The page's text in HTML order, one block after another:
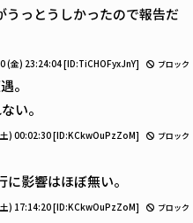
っとうしかったので報告だ
(金) 23:24:04[ID:TiCHOFyxJnY] ブロック
。
い。
) 00:02:30[ID:KCkwOuPzZoM] ブロック
影響はほぼ無い。
) 17:14:20[ID:KCkwOuPzZoM] ブロック